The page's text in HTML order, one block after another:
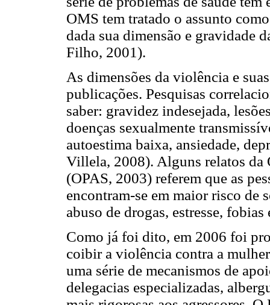
OMS tem tratado o assunto
dada sua dimensão e gravidade
Filho, 2001).
As dimensões da violência e
publicações. Pesquisas
saber: gravidez indesejada,
doenças sexualmente
autoestima baixa, ansiedade,
Villela, 2008). Alguns relatos da
(OPAS, 2003) referem que as
encontram-se em maior risco de
abuso de drogas, estresse, fobias
Como já foi dito, em 2006 foi
coibir a violência contra a
uma série de mecanismos de
delegacias especializadas,